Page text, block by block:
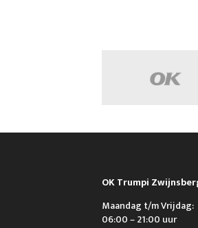
OK Trumpi
Maandag t/m Vrijdag:
06:00 – 21:00 uur